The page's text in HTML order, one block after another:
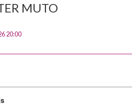
MUTO
20:00